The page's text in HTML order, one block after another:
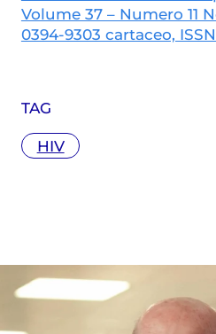
TAG
HIV
l’obiettivo di rendere
progressi della
più ampio.
Volume 37 – Numero 11
0394-9303 cartaceo,